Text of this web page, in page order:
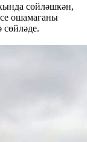
сөйләшкән,
ошамаганы